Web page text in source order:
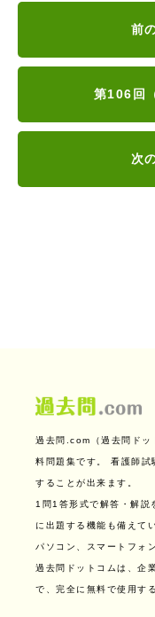
前
第106回
次
過去問.com（過去問ドッ
料問題集です。 看護師試
することが出来ます。
1問1答形式で解答・解説
に出題する機能も備えて
パソコン、スマートフォ
過去問ドットコムは、企
で、完全に無料で使用す